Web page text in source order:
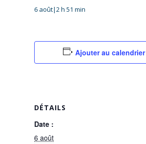
6 août|2 h 51 min
Ajouter au calendrier
DÉTAILS
Date :
6 août